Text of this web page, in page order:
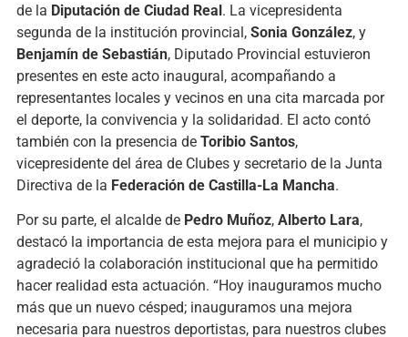
de la Diputación de Ciudad Real. La vicepresidenta
segunda de la institución provincial, Sonia González, y
Benjamín de Sebastián, Diputado Provincial estuvieron
presentes en este acto inaugural, acompañando a
representantes locales y vecinos en una cita marcada por
el deporte, la convivencia y la solidaridad. El acto contó
también con la presencia de Toribio Santos,
vicepresidente del área de Clubes y secretario de la Junta
Directiva de la Federación de Castilla-La Mancha.
Por su parte, el alcalde de Pedro Muñoz, Alberto Lara,
destacó la importancia de esta mejora para el municipio y
agradeció la colaboración institucional que ha permitido
hacer realidad esta actuación. “Hoy inauguramos mucho
más que un nuevo césped; inauguramos una mejora
necesaria para nuestros deportistas, para nuestros clubes